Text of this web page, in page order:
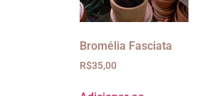
Bromélia Fasciata
R$35,00